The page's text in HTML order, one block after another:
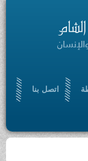
اتصل بنا